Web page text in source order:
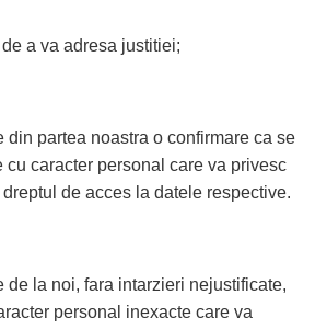
a va adresa justitiei;
din partea noastra o confirmare ca se
caracter personal care va privesc
de acces la datele respective.
de la noi, fara intarzieri nejustificate,
personal inexacte care va